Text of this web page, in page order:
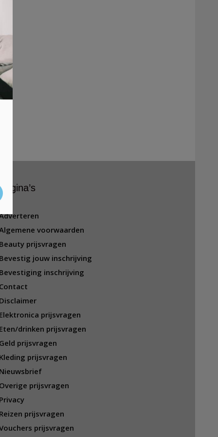
voorwaarden
prijsvragen
jouw inschrijving
inschrijving
prijsvragen
drinken prijsvragen
prijsvragen
prijsvragen
prijsvragen
prijsvragen
prijsvragen